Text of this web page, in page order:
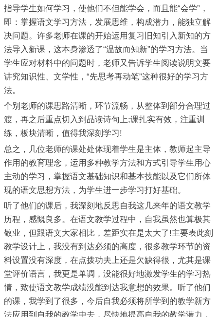
指导学生如何学习，使他们不但能学会，而且能“会学”，
即：掌握语文学习方法，发展思维，构成潜力，能独立解
决问题。许多老师在课的开始运用复习旧知引入新知的方
法导入新课，这本身渗透了“温故而知新”的学习方法。当
学生应对材料中的问题时，老师又告诉学生阅读说明文要
讲究知识性、文学性，“先思考再动笔”这种很好的学习方
法。
个别老师的课思路清晰，环节流畅，从整体到部分合理过
渡，再之后重点切入到品读诗句上;课扎实有效，注重训
练，板块清晰，值得我深刻学习!
总之，几位老师的课处处体现着学生是主体，教师起主导
作用的教育理念，运用多种教学方法和方式引导学生用心
主动的学习，掌握语文基础知识和基本技能以及它们所体
现的语文思想方法，为学生进一步学习打好基础。
听了他们的课后，我深刻地反思自我这几来年的语文教学
历程，感慨良多。在语文教学过程中，自我虽然也算极其
敬业，但跟语文大家相比，差距实在是太大了!主要表此刻
教学设计上，我没有到达必须的高度，很多教学环节的资
料设置没有深度，在点拨功夫上还是欠缺得很，尤其是课
堂评价语言，我更是单调，没能很好地激发学生的学习热
情，致使语文教学成绩没能到达我意想的效果。听了他们
的课，我学到了很多，今后自我必须将所学到的教学新方
法应用到自我的教学中去，尽快地提高自我的教学潜力，